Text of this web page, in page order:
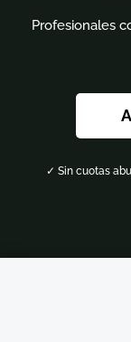
Profesionales
✓ Sin cuotas